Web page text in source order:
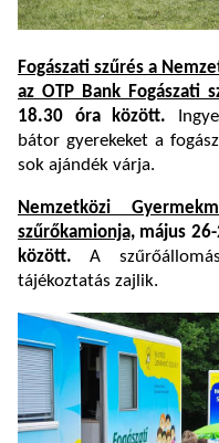
Fogászati szűrés a
az OTP Bank Fogászati
18.30 óra között.
bátor gyerekeket a
sok ajándék várja.
Nemzetközi
szűrőkamionja, május
között.A
tájékoztatás zajlik.